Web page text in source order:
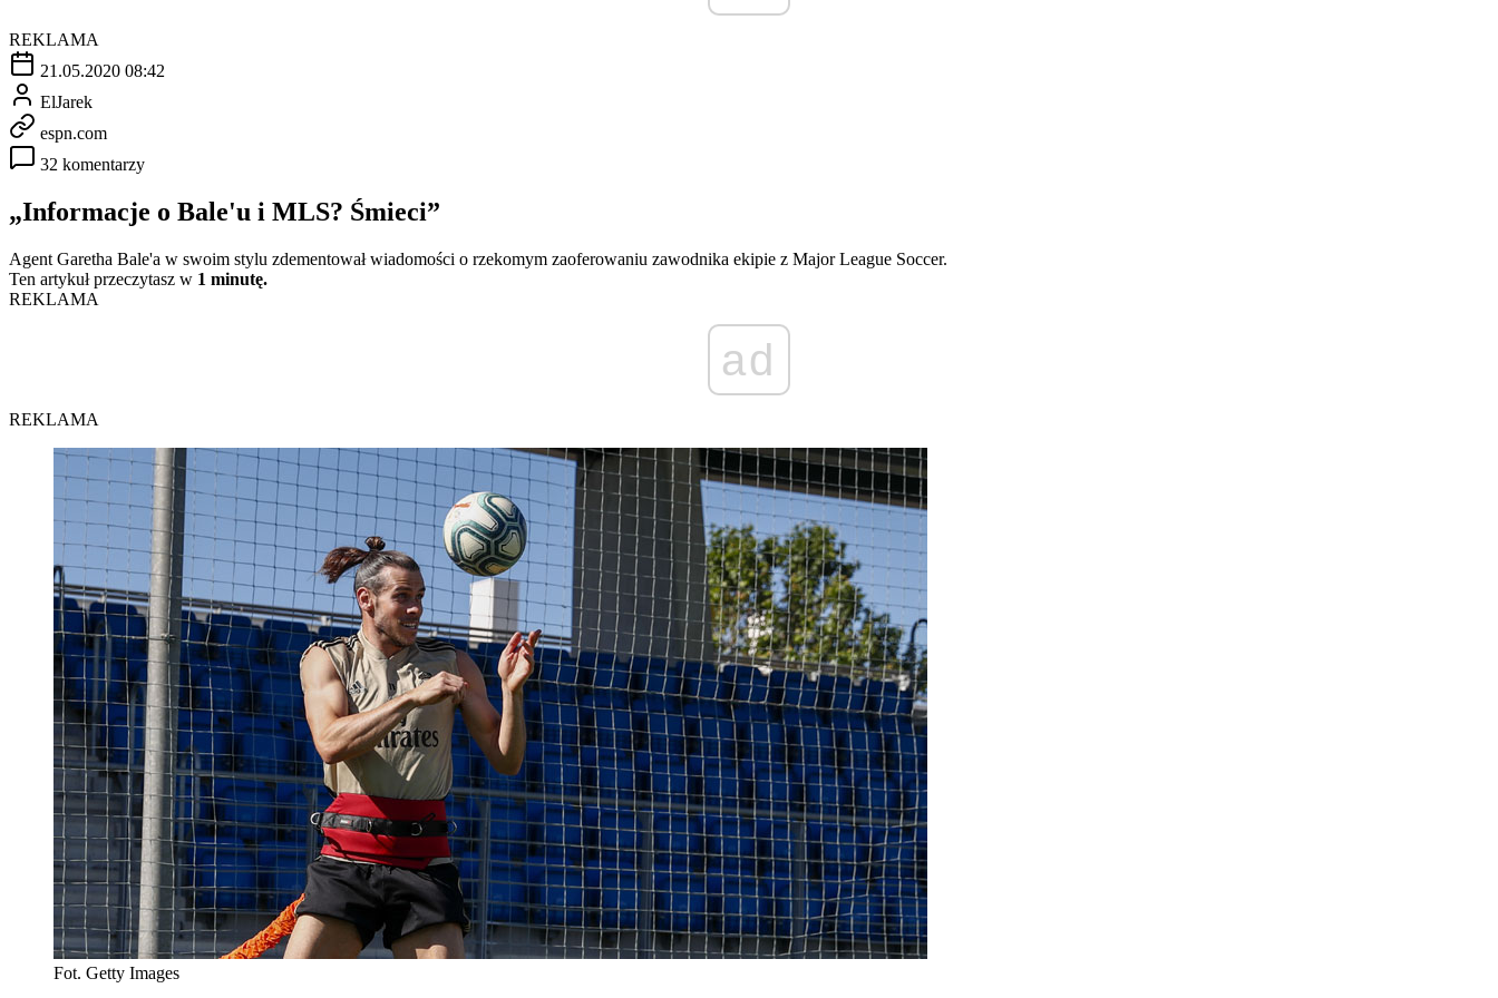
REKLAMA
21.05.2020 08:42
ElJarek
espn.com
32 komentarzy
„Informacje o Bale'u i MLS? Śmieci”
Agent Garetha Bale'a w swoim stylu zdementował wiadomości o rzekomym zaoferowaniu zawodnika ekipie z Major League Soccer.
Ten artykuł przeczytasz w 1 minutę.
REKLAMA
ad
REKLAMA
Fot. Getty Images